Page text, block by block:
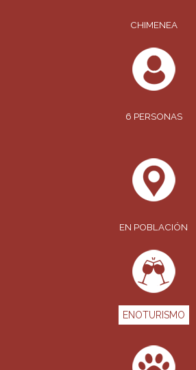
CHIMENEA
6 PERSONAS
EN POBLACIÓN
ENOTURISMO